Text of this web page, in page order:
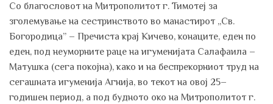
Со благословот на Митрополитот г. Тимотеј за
зголемување на сестринството во манастирот „Св.
Богородица” – Пречиста крај Кичево, конаците, еден по
еден, под неуморните раце на игуменијата Салафаила –
Матушка (сега покојна), како и на беспрекорниот труд на
сегашната игуменија Агнија, во текот на овој 25–
годишен период, а под будното око на Митрополитот г.